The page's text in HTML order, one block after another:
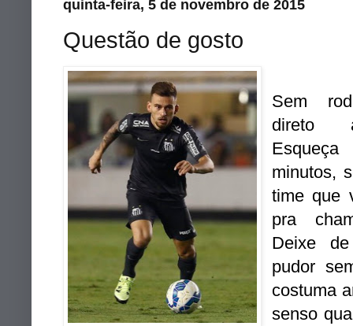
quinta-feira, 5 de novembro de 2015
Questão de gosto
Sem
direto
minutos,
time que
pra
Deixe
pudor
costuma
senso